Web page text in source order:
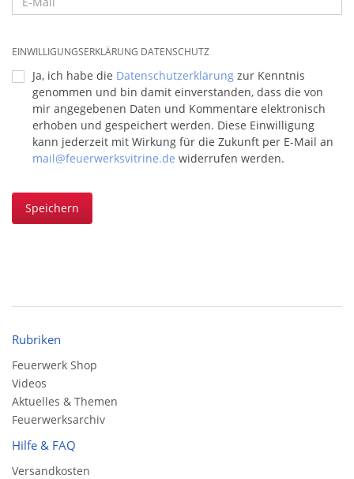
EINWILLIGUNGSERKLÄRUNG DATENSCHUTZ
Ja, ich habe die Datenschutzerklärung zur Kenntnis
genommen und bin damit einverstanden, dass die von
mir angegebenen Daten und Kommentare elektronisch
erhoben und gespeichert werden. Diese Einwilligung
kann jederzeit mit Wirkung für die Zukunft per E-Mail an
mail@feuerwerksvitrine.de widerrufen werden.
Speichern
Rubriken
Feuerwerk Shop
Videos
Aktuelles & Themen
Feuerwerksarchiv
Hilfe & FAQ
Versandkosten